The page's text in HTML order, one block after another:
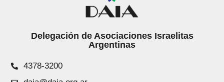
Delegación de Asociaciones Israelitas
Argentinas
4378-3200